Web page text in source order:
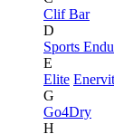
Clif Bar
D
Sports
E
Elite Enervit
G
Go4Dry
H